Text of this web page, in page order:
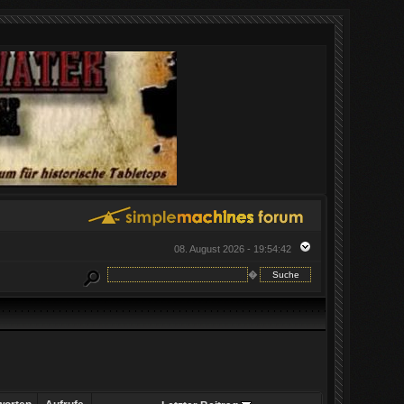
08. August 2026 - 19:54:42
�